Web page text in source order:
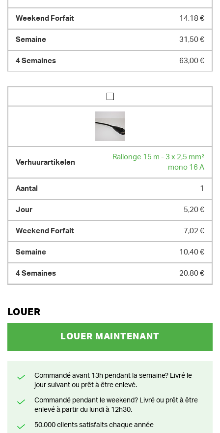
14,18 €
31,50 €
63,00 €
Rallonge 15 m - 3 x 2,5 mm²
mono 16 A
1
5,20 €
7,02 €
10,40 €
20,80 €
LOUER
LOUER MAINTENANT
Commandé avant 13h pendant la semaine? Livré le
jour suivant ou prêt à être enlevé.
Commandé pendant le weekend? Livré ou prêt à être
enlevé à partir du lundi à 12h30.
50.000 clients satisfaits chaque année